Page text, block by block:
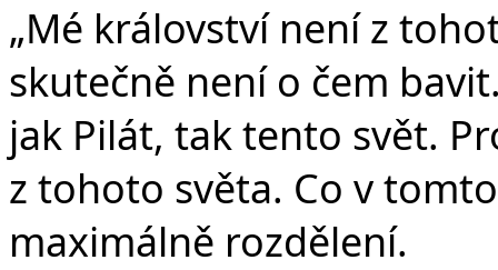
„Mé království není z
skutečně není o čem
jak Pilát, tak tento svět.
z tohoto světa. Co v
maximálně rozdělení.